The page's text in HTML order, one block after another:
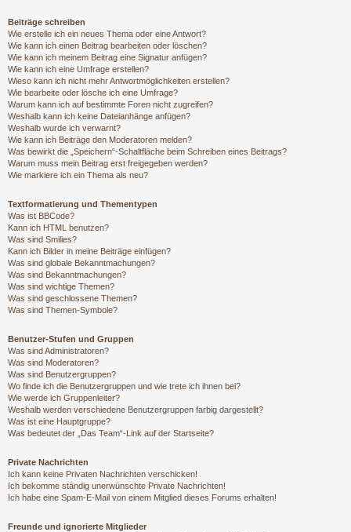
Beiträge schreiben
Wie erstelle ich ein neues Thema oder eine Antwort?
Wie kann ich einen Beitrag bearbeiten oder löschen?
Wie kann ich meinem Beitrag eine Signatur anfügen?
Wie kann ich eine Umfrage erstellen?
Wieso kann ich nicht mehr Antwortmöglichkeiten erstellen?
Wie bearbeite oder lösche ich eine Umfrage?
Warum kann ich auf bestimmte Foren nicht zugreifen?
Weshalb kann ich keine Dateianhänge anfügen?
Weshalb wurde ich verwarnt?
Wie kann ich Beiträge den Moderatoren melden?
Was bewirkt die „Speichern“-Schaltfläche beim Schreiben eines Beitrags?
Warum muss mein Beitrag erst freigegeben werden?
Wie markiere ich ein Thema als neu?
Textformatierung und Thementypen
Was ist BBCode?
Kann ich HTML benutzen?
Was sind Smilies?
Kann ich Bilder in meine Beiträge einfügen?
Was sind globale Bekanntmachungen?
Was sind Bekanntmachungen?
Was sind wichtige Themen?
Was sind geschlossene Themen?
Was sind Themen-Symbole?
Benutzer-Stufen und Gruppen
Was sind Administratoren?
Was sind Moderatoren?
Was sind Benutzergruppen?
Wo finde ich die Benutzergruppen und wie trete ich ihnen bei?
Wie werde ich Gruppenleiter?
Weshalb werden verschiedene Benutzergruppen farbig dargestellt?
Was ist eine Hauptgruppe?
Was bedeutet der „Das Team“-Link auf der Startseite?
Private Nachrichten
Ich kann keine Privaten Nachrichten verschicken!
Ich bekomme ständig unerwünschte Private Nachrichten!
Ich habe eine Spam-E-Mail von einem Mitglied dieses Forums erhalten!
Freunde und ignorierte Mitglieder